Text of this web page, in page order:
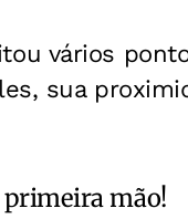
vários
sua
mão!